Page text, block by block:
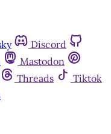
Discord
Mastodon
Threads
Tiktok